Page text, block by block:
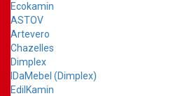
Ecokamin
ASTOV
Artevero
Chazelles
Dimplex
IDaMebel (Dimplex)
EdilKamin